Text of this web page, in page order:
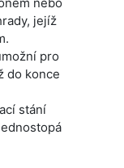
jejíž
pro
do konce
stání